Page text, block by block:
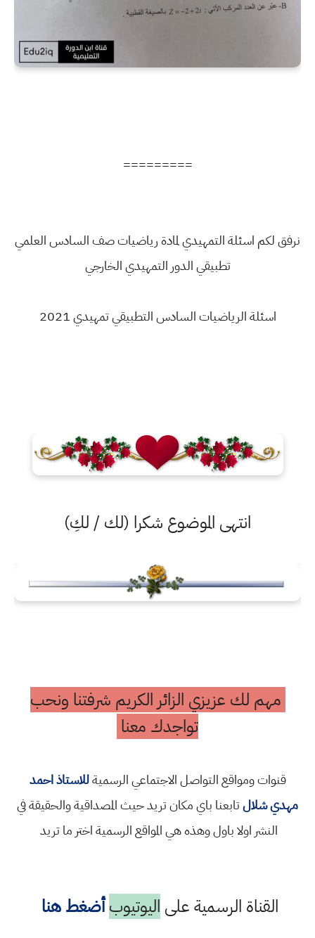
=========
نرفق لكم اسئلة التمهيدي لمادة رياضيات صف السادس العلمي
تطبيقي الدور التمهيدي الخارجي
اسئلة الرياضيات السادس التطبيقي تمهيدي 2021
انتهى الموضوع شكرا (لك / لكِ)
مهم لك عزيزي الزائر الكريم شرفتنا ونحب
تواجدك معنا
قنوات ومواقع التواصل الاجتماعي الرسميةللاستاذ احمد
مهدي شلالتابعنا باي مكان تريد حيث المصداقية والحقيقة في
النشر اولا باول وهذه هي المواقع الرسمية اختر ما تريد
القناة الرسمية على اليوتيوب أضغط هنا